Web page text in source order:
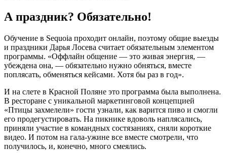
А праздник? Обязательно!
Обучение в Sequoia проходит онлайн, поэтому общие выезды
и праздники Дарья Лосева считает обязательным элементом
программы. «Оффлайн общение — это живая энергия, —
убеждена она, — обязательно нужно обняться, вместе
поплясать, обменяться кейсами. Хотя бы раз в год».
И на слете в Красной Поляне это программа была выполнена.
В ресторане с уникальной маркетинговой концепцией
«Птицы захмелели» гости узнали, как варится пиво и смогли
его продегустировать. На пикнике вдоволь наплясались,
приняли участие в командных состязаниях, сняли короткие
видео. И потом на гала-ужине все вместе смотрели, что
получилось, и, конечно, много смеялись.